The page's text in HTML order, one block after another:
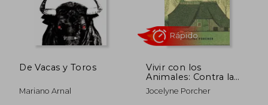
5% 28,00 € 5%
De Vacas y Toros
Mariano Arnal
Vivir con los
Animales: Contra la
Ganadería Industrial y
la "Liberación Animal":
Jocelyne Porcher